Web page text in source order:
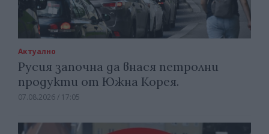
Актуално
Русия започна да внася петролни
продукти от Южна Корея.
07.08.2026 / 17:05